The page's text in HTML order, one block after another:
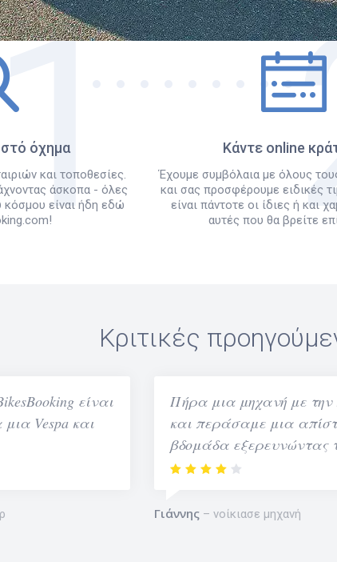
Πώς
όχημα
και τοποθεσίες.
άσκοπα - όλες
κόσμου είναι ήδη εδώ
Κάντε online
Έχουμε συμβόλαια με όλους
και σας προσφέρουμε ειδικές
είναι πάντοτε οι ίδιες ή και
αυτές που θα βρείτε
Κριτικές
είναι
Vespa και
Πήρα μια μηχανή με την
και περάσαμε μια
βδομάδα εξερευνώντας
Γιάννης νοίκιασε μηχανή